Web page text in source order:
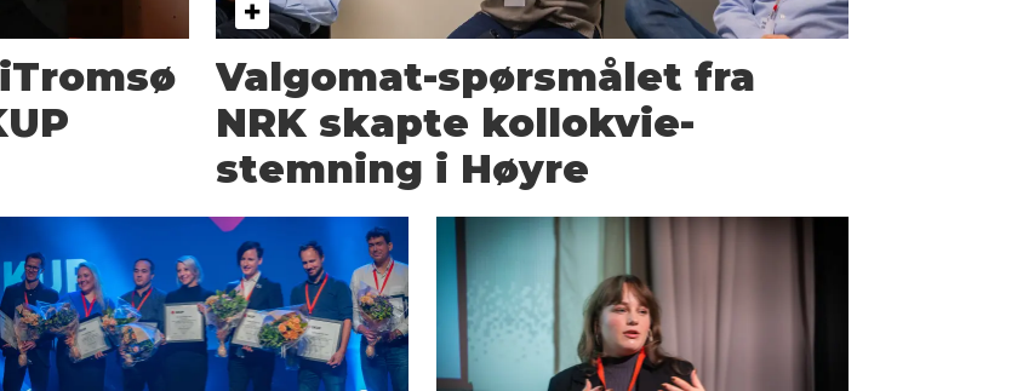
Valgomat-spørsmålet fra
NRK skapte kollokvie-
stemning i Høyre